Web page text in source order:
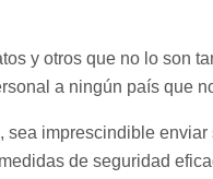
y otros que no lo son
a ningún país que
imprescindible
de seguridad